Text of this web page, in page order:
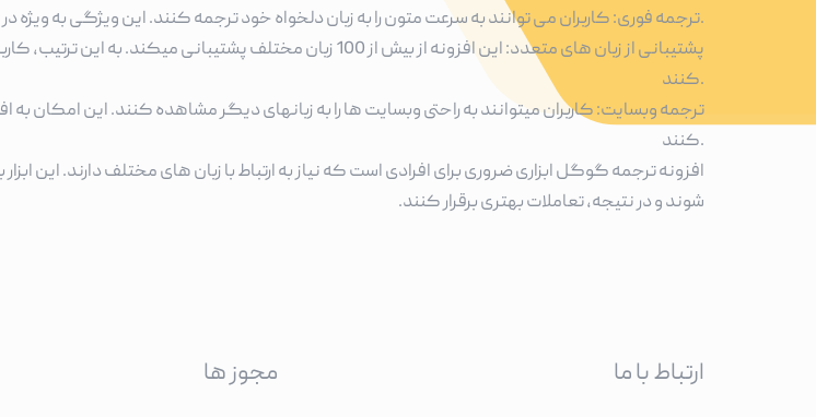
ترجمه فوری: کاربران می توانند به سرعت متون را به زبان دلخواه خود ترجمه کنند. این ویژگی به ویژه در مواردی که زمان اهمیت دارد، بسیار کارآمد است.
پشتیبانی از زبان های متعدد: این افزونه از بیش از 100 زبان مختلف
کنند.
ترجمه وبسایت: کاربران میتوانند به راحتی وبسایت ها را به زبانهای دیگر مشاهده کنند. این امکان
کنند.
افزونه ترجمه گوگل ابزاری ضروری برای افرادی است که نیاز به ارتباط با زبان های مختلف دارند. این
شوند و در نتیجه، تعاملات بهتری برقرار کنند.
مجوز ها ارتباط با ما